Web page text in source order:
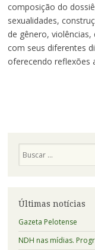
composição do
sexualidades,
de gênero,
com seus diferentes
oferecendo reflexões
Últimas notícias
Gazeta Pelotense
NDH nas mídias.